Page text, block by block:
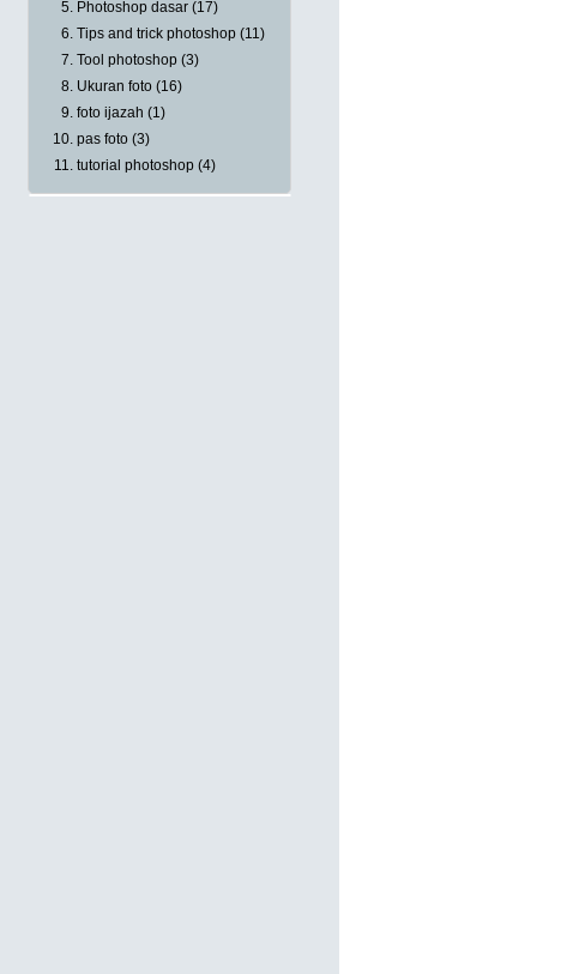
Photoshop dasar (17)
Tips and trick photoshop (11)
Tool photoshop (3)
Ukuran foto (16)
foto ijazah (1)
pas foto (3)
tutorial photoshop (4)